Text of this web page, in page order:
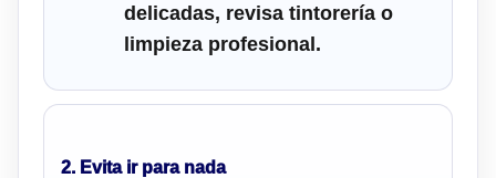
delicadas, revisa tintorería o
limpieza profesional.
2. Evita ir para nada